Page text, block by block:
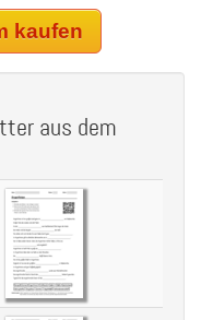
kaufen
aus dem